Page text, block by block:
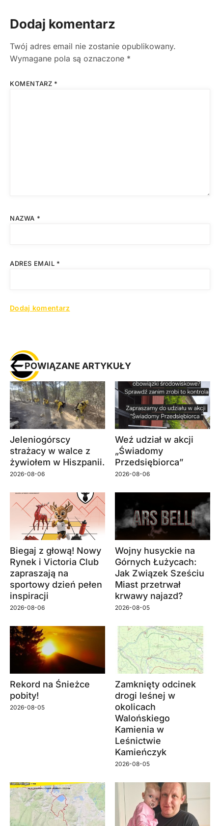
Dodaj komentarz
Twój adres email nie zostanie opublikowany.
Wymagane pola są oznaczone *
KOMENTARZ *
NAZWA *
ADRES EMAIL *
POWIĄZANE ARTYKUŁY
Jeleniogórscy
strażacy w walce z
żywiołem w Hiszpanii.
2026-08-06
Weź udział w akcji
„Świadomy
Przedsiębiorca”
2026-08-06
Biegaj z głową! Nowy
Rynek i Victoria Club
zapraszają na
sportowy dzień pełen
inspiracji
2026-08-06
Wojny husyckie na
Górnych Łużycach:
Jak Związek Sześciu
Miast przetrwał
krwawy najazd?
2026-08-05
Rekord na Śnieżce
pobity!
2026-08-05
Zamknięty odcinek
drogi leśnej w
okolicach
Walońskiego
Kamienia w
Leśnictwie
Kamieńczyk
2026-08-05